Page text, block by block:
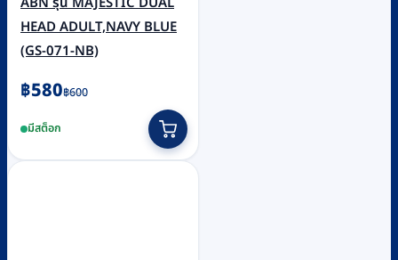
HEAD ADULT,NAVY BLUE
(GS-071-NB)
฿600
Original
was:
฿600.
฿580
Current
is:
฿580.
มีสต็อก